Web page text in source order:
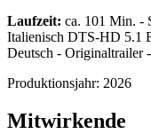
Laufzeit: ca. 101 Min. -
Italienisch DTS-HD 5.1
Deutsch - Originaltrailer
Produktionsjahr: 2026
Mitwirkende